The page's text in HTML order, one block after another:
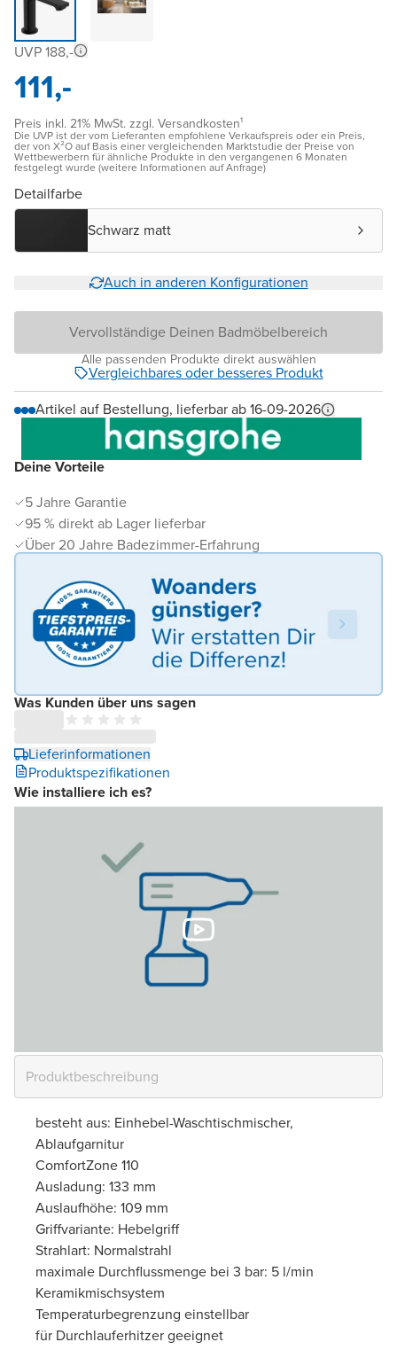
Deine Vorteile
5 Jahre Garantie
95 % direkt ab Lager lieferbar
Über 20 Jahre Badezimmer-Erfahrung
Was Kunden über uns sagen
Lieferinformationen
Produktspezifikationen
Wie installiere ich es?
UVP 188,-
111,-
Preis inkl. 21% MwSt. zzgl. Versandkosten¹
Die UVP ist der vom Lieferanten empfohlene Verkaufspreis oder ein Preis,
der von X²O auf Basis einer vergleichenden Marktstudie der Preise von
Wettbewerbern für ähnliche Produkte in den vergangenen 6 Monaten
festgelegt wurde (weitere Informationen auf Anfrage)
Detailfarbe
Schwarz matt
Auch in anderen Konfigurationen
Vervollständige Deinen Badmöbelbereich
Alle passenden Produkte direkt auswählen
Vergleichbares oder besseres Produkt
Artikel auf Bestellung, lieferbar ab 16-09-2026
besteht aus: Einhebel-Waschtischmischer,
Ablaufgarnitur
ComfortZone 110
Ausladung: 133 mm
Auslaufhöhe: 109 mm
Griffvariante: Hebelgriff
Strahlart: Normalstrahl
maximale Durchflussmenge bei 3 bar: 5 l/min
Keramikmischsystem
Temperaturbegrenzung einstellbar
für Durchlauferhitzer geeignet